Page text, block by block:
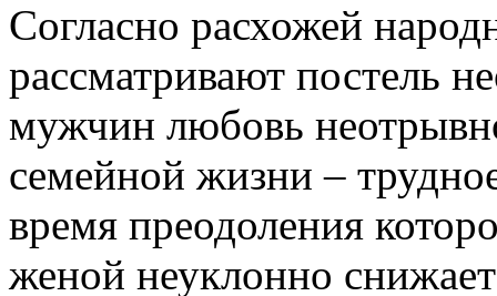
Согласно расхожей
рассматривают постель
мужчин любовь
семейной жизни –
время преодоления
женой неуклонно